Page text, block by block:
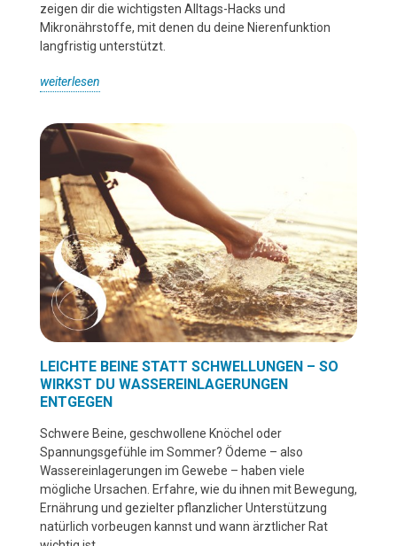
zeigen dir die wichtigsten Alltags-Hacks und
Mikronährstoffe, mit denen du deine Nierenfunktion
langfristig unterstützt.
weiterlesen
LEICHTE BEINE STATT SCHWELLUNGEN – SO
WIRKST DU WASSEREINLAGERUNGEN
ENTGEGEN
Schwere Beine, geschwollene Knöchel oder
Spannungsgefühle im Sommer? Ödeme – also
Wassereinlagerungen im Gewebe – haben viele
mögliche Ursachen. Erfahre, wie du ihnen mit Bewegung,
Ernährung und gezielter pflanzlicher Unterstützung
natürlich vorbeugen kannst und wann ärztlicher Rat